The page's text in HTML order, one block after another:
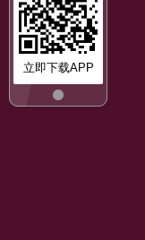
立即下载APP